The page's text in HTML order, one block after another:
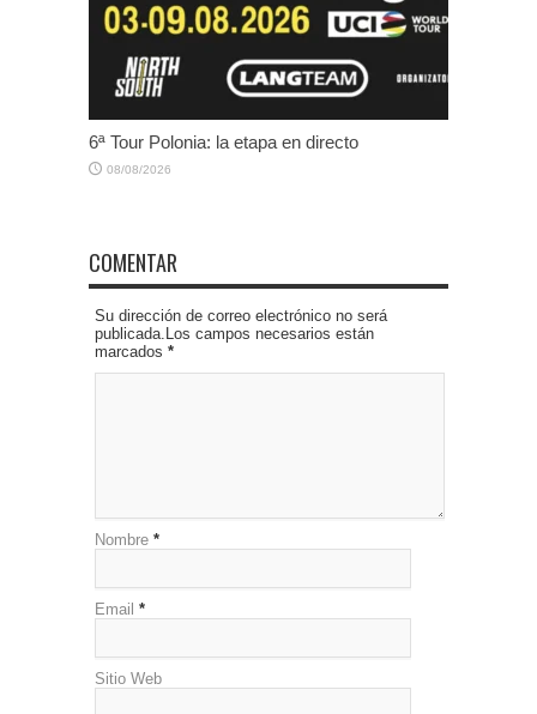
6ª Tour Polonia: la etapa en directo
08/08/2026
COMENTAR
Su dirección de correo electrónico no será
publicada.Los campos necesarios están
marcados *
Nombre *
Email *
Sitio Web